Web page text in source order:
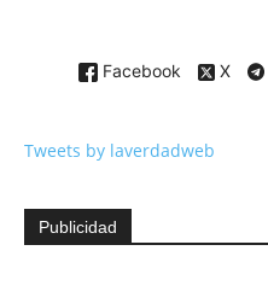
Facebook X
Tweets by laverdadweb
Publicidad